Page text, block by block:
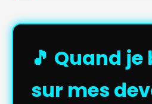
🎵 Quand
sur mes